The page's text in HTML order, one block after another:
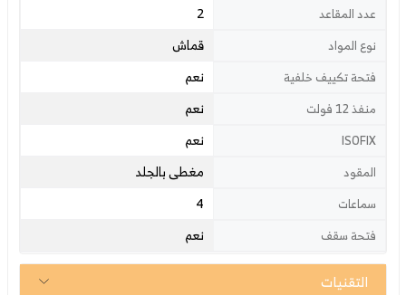
عدد المقاعد 2
نوع المواد قماش
فتحة تكييف خلفية نعم
منفذ 12 فولت نعم
ISOFIX نعم
المقود مغطى بالجلد
سماعات 4
فتحة سقف نعم
التقنيات